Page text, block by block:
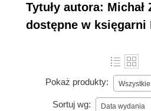
Tytuły autora: Michał
dostępne w księgarni
Pokaż produkty: Wszystkie
Sortuj wg: Data wydania